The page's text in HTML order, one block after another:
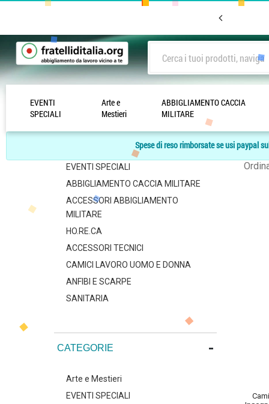
EVENTI
SPECIALI
Arte e
Mestieri
ABBIGLIAMENTO CACCIA
MILITARE
Spese di reso rimborsate se usi paypal
CATEGORIE -
EVENTI SPECIALI
ABBIGLIAMENTO CACCIA MILITARE
ACCESSORI ABBIGLIAMENTO
MILITARE
HO.RE.CA
ACCESSORI TECNICI
CAMICI LAVORO UOMO E DONNA
ANFIBI E SCARPE
SANITARIA
CATEGORIE -
Arte e Mestieri
EVENTI SPECIALI